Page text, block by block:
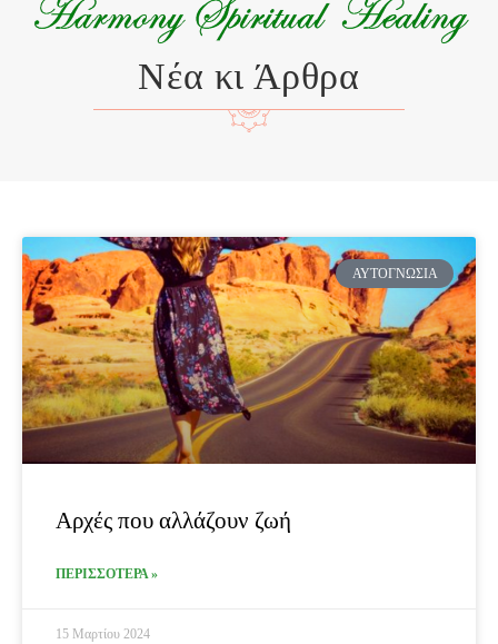
Νέα κι Άρθρα
ΑΥΤΟΓΝΩΣΊΑ
Αρχές που αλλάζουν ζωή
ΠΕΡΙΣΣΟΤΕΡΑ »
15 Μαρτίου 2024